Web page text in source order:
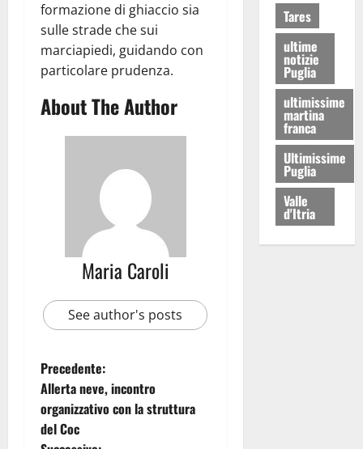
formazione di ghiaccio sia
sulle strade che sui
marciapiedi, guidando con
particolare prudenza.
About The Author
Maria Caroli
See author's posts
Precedente:
Allerta neve, incontro
organizzativo con la struttura
del Coc
Tares
ultime
notizie
Puglia
ultimissime
martina
franca
Ultimissime
Puglia
Valle
d'Itria